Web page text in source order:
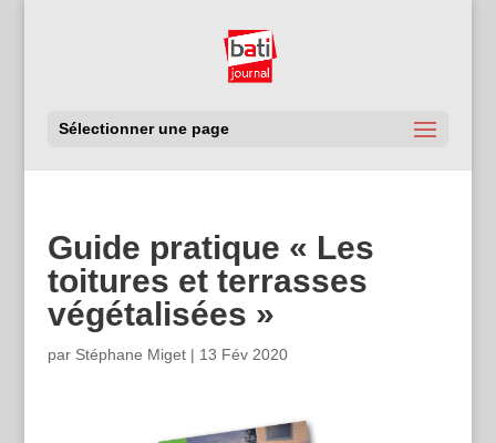
Sélectionner une page
Guide pratique « Les
toitures et terrasses
végétalisées »
par Stéphane Miget| 13 Fév 2020